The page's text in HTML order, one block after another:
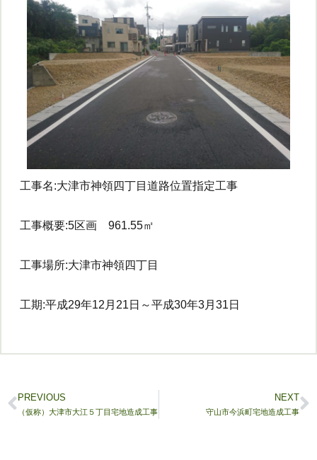
工事名:大津市神領四丁目道路位置指定工事
工事概要:5区画 961.55㎡
工事場所:大津市神領四丁目
工期:平成29年12月21日～平成30年3月31日
PREVIOUS
（仮称）大津市大江５丁目宅地造成工事
NEXT
守山市今浜町宅地造成工事